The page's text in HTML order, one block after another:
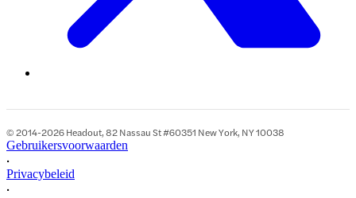
© 2014-2026 Headout, 82 Nassau St #60351 New York, NY 10038
Gebruikersvoorwaarden
•
Privacybeleid
•